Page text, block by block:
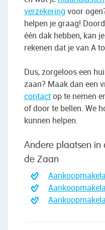
verzekering voor
helpen je graag!
één dak hebben, kan
rekenen dat je van A
Dus, zorgeloos een
zaan? Maak dan een
contactop te nemen
of door te bellen. We
kunnen helpen.
Andere plaatsen in
de Zaan